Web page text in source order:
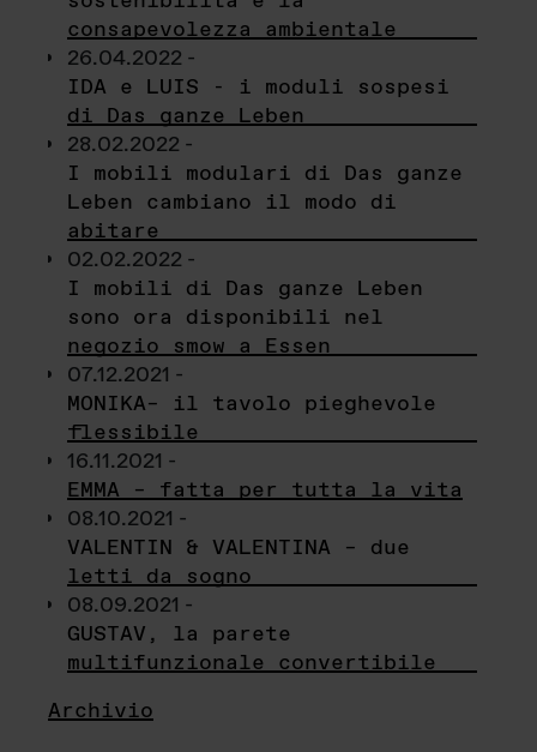
consapevolezza ambientale
26.04.2022 -
IDA e LUIS - i moduli sospesi
di Das ganze Leben
28.02.2022 -
I mobili modulari di Das ganze
Leben cambiano il modo di
abitare
02.02.2022 -
I mobili di Das ganze Leben
sono ora disponibili nel
negozio smow a Essen
07.12.2021 -
MONIKA– il tavolo pieghevole
flessibile
16.11.2021 -
EMMA – fatta per tutta la vita
08.10.2021 -
VALENTIN & VALENTINA – due
letti da sogno
08.09.2021 -
GUSTAV, la parete
multifunzionale convertibile
Archivio